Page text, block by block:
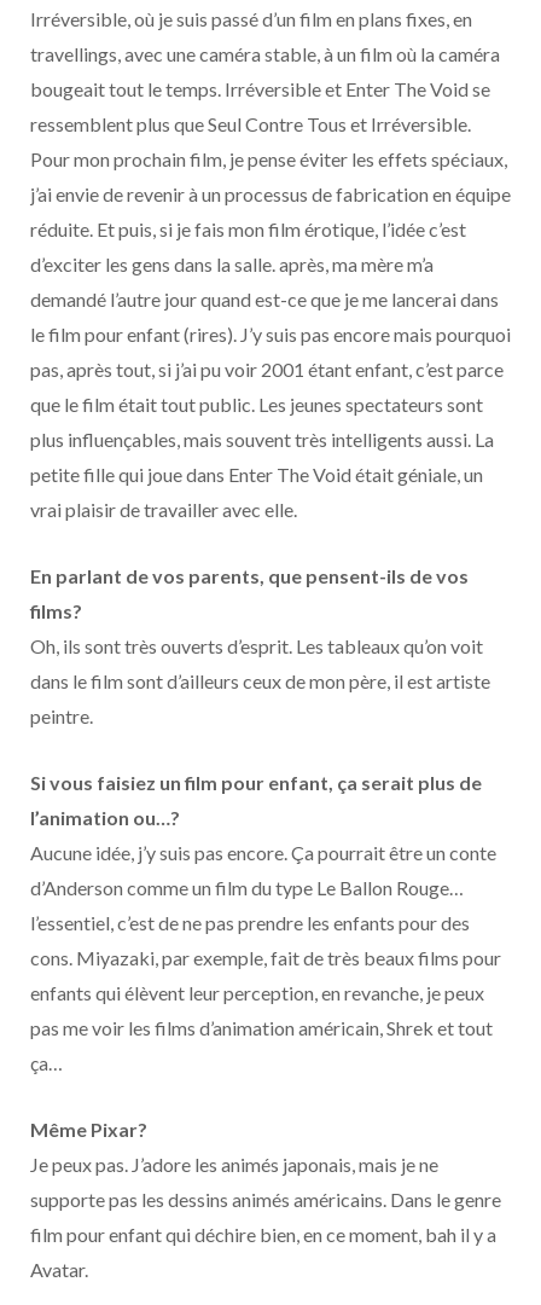
Irréversible, où je suis passé d’un film en plans fixes, en
travellings, avec une caméra stable, à un film où la caméra
bougeait tout le temps. Irréversible et Enter The Void se
ressemblent plus que Seul Contre Tous et Irréversible.
Pour mon prochain film, je pense éviter les effets spéciaux,
j’ai envie de revenir à un processus de fabrication en équipe
réduite. Et puis, si je fais mon film érotique, l’idée c’est
d’exciter les gens dans la salle. après, ma mère m’a
demandé l’autre jour quand est-ce que je me lancerai dans
le film pour enfant (rires). J’y suis pas encore mais pourquoi
pas, après tout, si j’ai pu voir 2001 étant enfant, c’est parce
que le film était tout public. Les jeunes spectateurs sont
plus influençables, mais souvent très intelligents aussi. La
petite fille qui joue dans Enter The Void était géniale, un
vrai plaisir de travailler avec elle.
En parlant de vos parents, que pensent-ils de vos
films?
Oh, ils sont très ouverts d’esprit. Les tableaux qu’on voit
dans le film sont d’ailleurs ceux de mon père, il est artiste
peintre.
Si vous faisiez un film pour enfant, ça serait plus de
l’animation ou…?
Aucune idée, j’y suis pas encore. Ça pourrait être un conte
d’Anderson comme un film du type Le Ballon Rouge…
l’essentiel, c’est de ne pas prendre les enfants pour des
cons. Miyazaki, par exemple, fait de très beaux films pour
enfants qui élèvent leur perception, en revanche, je peux
pas me voir les films d’animation américain, Shrek et tout
ça…
Même Pixar?
Je peux pas. J’adore les animés japonais, mais je ne
supporte pas les dessins animés américains. Dans le genre
film pour enfant qui déchire bien, en ce moment, bah il y a
Avatar.